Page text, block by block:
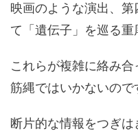
映画のような演出、
て「遺伝子」を巡る重
これらが複雑に絡み
筋縄ではいかないので
断片的な情報をつぎ